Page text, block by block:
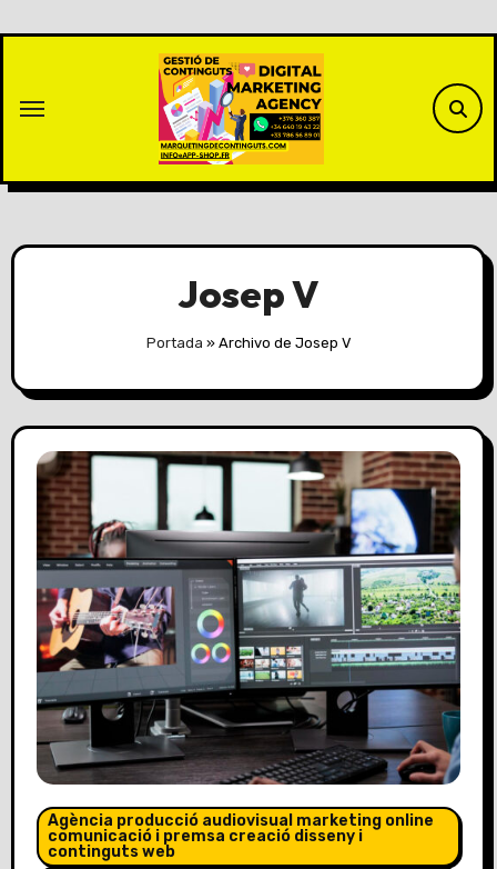
Josep V
Portada » Archivo de Josep V
Agència producció audiovisual marketing online
comunicació i premsa creació disseny i
continguts web